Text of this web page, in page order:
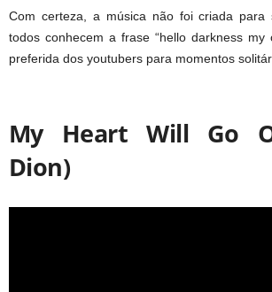
Com certeza, a música não foi criada para
todos conhecem a frase “hello darkness my
preferida dos youtubers para momentos
My Heart Will Go
Dion)